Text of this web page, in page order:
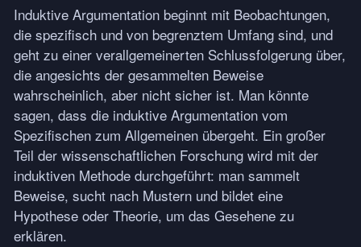
Induktive Argumentation beginnt mit Beobachtungen,
die spezifisch und von begrenztem Umfang sind, und
geht zu einer verallgemeinerten Schlussfolgerung über,
die angesichts der gesammelten Beweise
wahrscheinlich, aber nicht sicher ist. Man könnte
sagen, dass die induktive Argumentation vom
Spezifischen zum Allgemeinen übergeht. Ein großer
Teil der wissenschaftlichen Forschung wird mit der
induktiven Methode durchgeführt: man sammelt
Beweise, sucht nach Mustern und bildet eine
Hypothese oder Theorie, um das Gesehene zu
erklären.